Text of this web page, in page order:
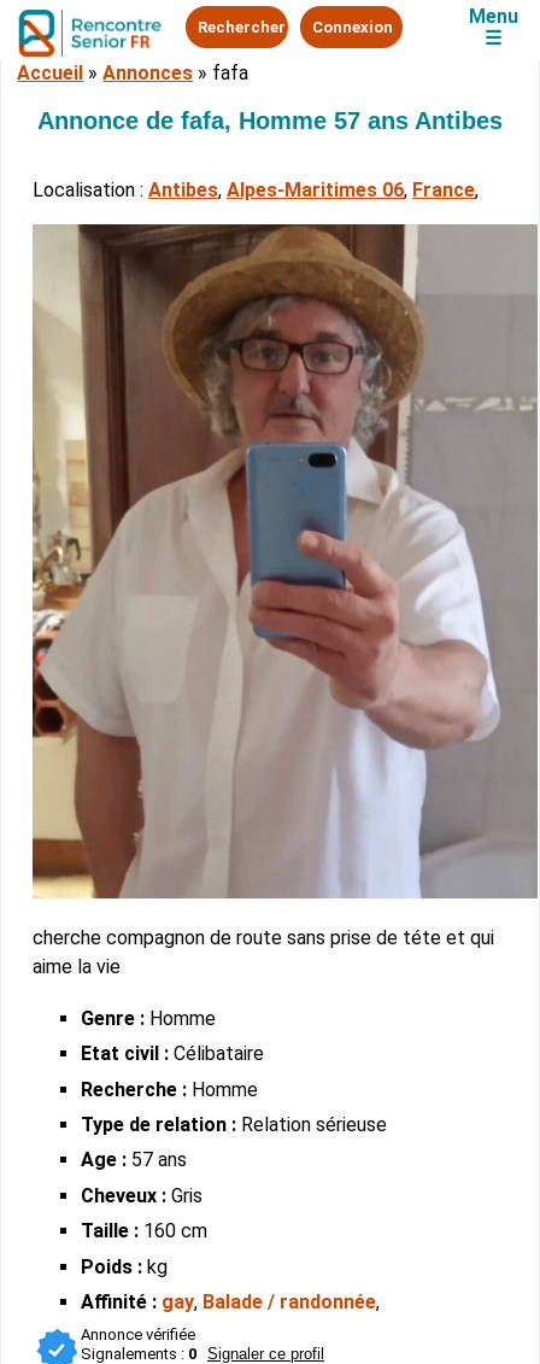
Rechercher Connexion
Menu
☰
Accueil »Annonces » fafa
Annonce de fafa, Homme 57 ans Antibes
Localisation : Antibes, Alpes-Maritimes 06, France,
cherche compagnon de route sans prise de téte et qui
aime la vie
Genre : Homme
Etat civil : Célibataire
Recherche : Homme
Type de relation : Relation sérieuse
Age : 57 ans
Cheveux : Gris
Taille : 160 cm
Poids : kg
Affinité : gay, Balade / randonnée,
Annonce vérifiée
Signalements : 0 Signaler ce profil